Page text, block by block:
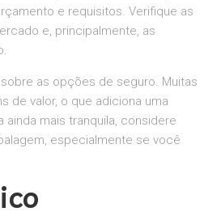
e requisitos. Verifique as
e, principalmente, as
as opções de seguro. Muitas
de valor, o que adiciona uma
ainda mais tranquila, considere
especialmente se você